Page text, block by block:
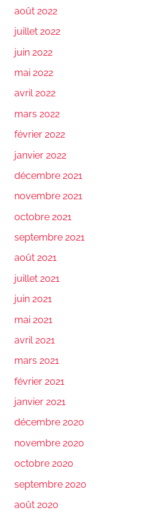
août 2022
juillet 2022
juin 2022
mai 2022
avril 2022
mars 2022
février 2022
janvier 2022
décembre 2021
novembre 2021
octobre 2021
septembre 2021
août 2021
juillet 2021
juin 2021
mai 2021
avril 2021
mars 2021
février 2021
janvier 2021
décembre 2020
novembre 2020
octobre 2020
septembre 2020
août 2020